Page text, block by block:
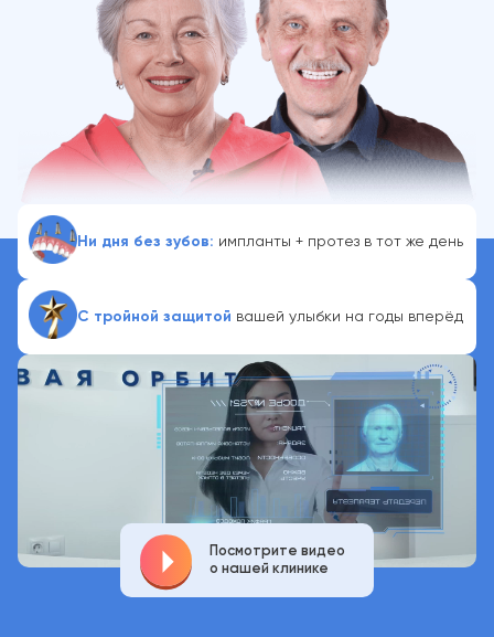
Ни дня без зубов: импланты + протез в тот же день
С тройной защитой вашей улыбки на годы вперёд
Посмотрите видео
о нашей клинике